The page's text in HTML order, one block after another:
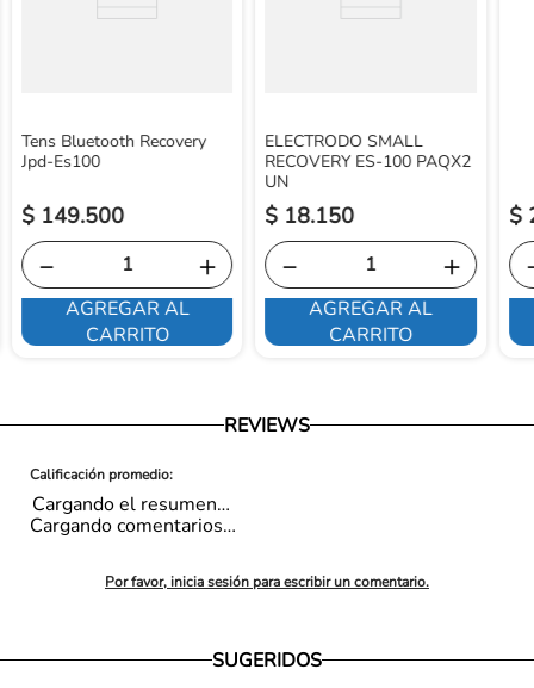
Tens Bluetooth Recovery
Jpd-Es100
$ 149.500
＋
－
AGREGAR AL
CARRITO
ELECTRODO SMALL
RECOVERY ES-100 PAQX2
UN
$ 18.150
＋
－
AGREGAR AL
CARRITO
$
REVIEWS
Cargando el resumen…
Por favor, inicia sesión para escribir un comentario.
Cargando comentarios…
SUGERIDOS